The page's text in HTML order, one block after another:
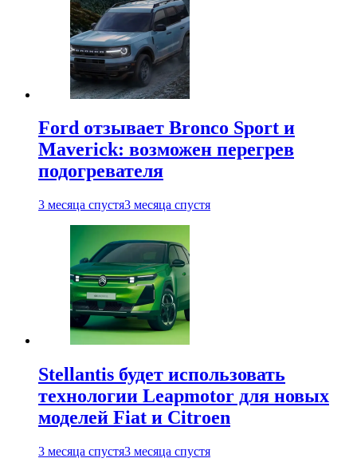
Ford отзывает Bronco Sport и
Maverick: возможен перегрев
подогревателя
3 месяца спустя3 месяца спустя
Stellantis будет использовать
технологии Leapmotor для новых
моделей Fiat и Citroen
3 месяца спустя3 месяца спустя